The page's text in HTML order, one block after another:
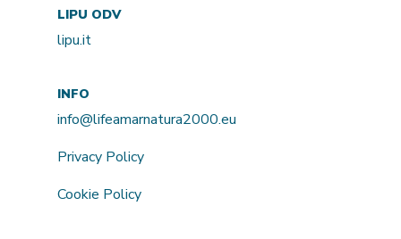
LIPU ODV
lipu.it
INFO
info@lifeamarnatura2000.eu
Privacy Policy
Cookie Policy